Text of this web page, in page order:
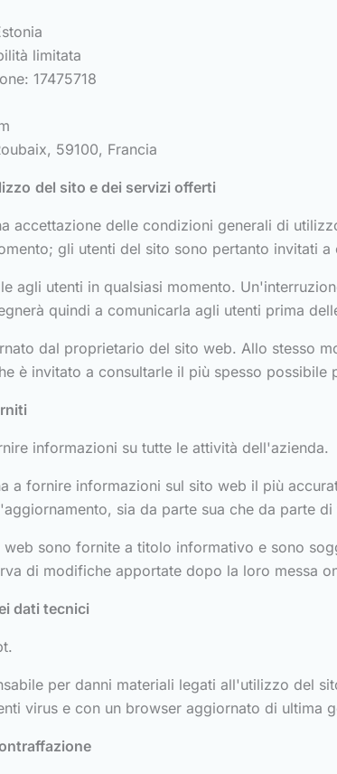
limitata
17475718
59100, Francia
del sito e dei servizi offerti
accettazione delle condizioni generali di
gli utenti del sito sono pertanto invitati a
agli utenti in qualsiasi momento.
quindi a comunicarla agli utenti prima
dal proprietario del sito web. Allo stesso
è invitato a consultarle il più spesso possibile
informazioni su tutte le attività dell'azienda.
a fornire informazioni sul sito web il più
sia da parte sua che da parte
sono fornite a titolo informativo e sono
di modifiche apportate dopo la loro messa
dati tecnici
per danni materiali legati all'utilizzo del
virus e con un browser aggiornato di ultima